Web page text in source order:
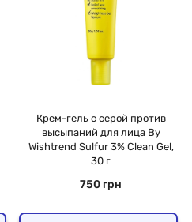
Крем-гель с серой против
высыпаний для лица By
Wishtrend Sulfur 3% Clean Gel,
30 г
750 грн